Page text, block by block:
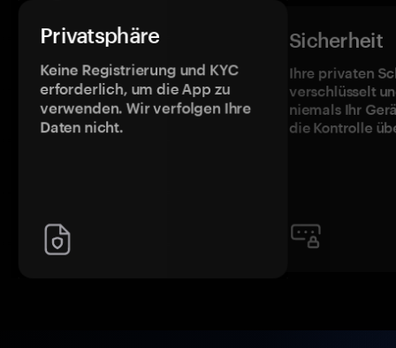
Privatsphäre
Keine Registrierung und KYC
erforderlich, um die App zu
verwenden. Wir verfolgen Ihre
Daten nicht.
Sicherheit
Ihre privaten
verschlüsselt
niemals Ihr
die Kontrolle